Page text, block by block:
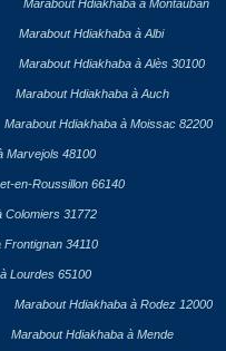
Marabout Hdiakhaba à Montauban
Marabout Hdiakhaba à Albi
Marabout Hdiakhaba à Alès 30100
Marabout Hdiakhaba à Auch
Marabout Hdiakhaba à Moissac 82200
Marvejols 48100
en-Roussillon 66140
Colomiers 31772
34110
Lourdes 65100
Marabout Hdiakhaba à Rodez 12000
Marabout Hdiakhaba à Mende